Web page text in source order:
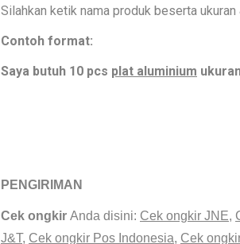
Silahkan ketik nama produk beserta
Contoh format:
Saya butuh 10 pcs plat aluminium
PENGIRIMAN
Cek ongkir Anda disini: Cek ongkir JNE,
J&T, Cek ongkir Pos Indonesia, Cek